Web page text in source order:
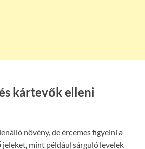
kártevők elleni
növény, de érdemes figyelni a
jeleket, mint például sárguló levelek